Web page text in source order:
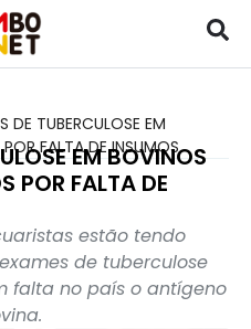
DE TUBERCULOSE EM
FALTA DE INSUMOS
EM BOVINOS
POR FALTA DE
estão tendo
de tuberculose
falta no país o antígeno